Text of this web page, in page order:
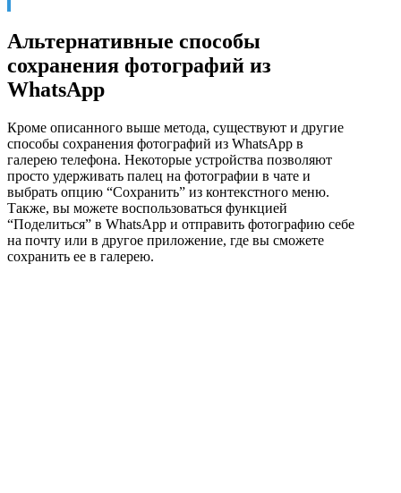
Альтернативные способы
сохранения фотографий из
WhatsApp
Кроме описанного выше метода, существуют и другие
способы сохранения фотографий из WhatsApp в
галерею телефона. Некоторые устройства позволяют
просто удерживать палец на фотографии в чате и
выбрать опцию “Сохранить” из контекстного меню.
Также, вы можете воспользоваться функцией
“Поделиться” в WhatsApp и отправить фотографию себе
на почту или в другое приложение, где вы сможете
сохранить ее в галерею.